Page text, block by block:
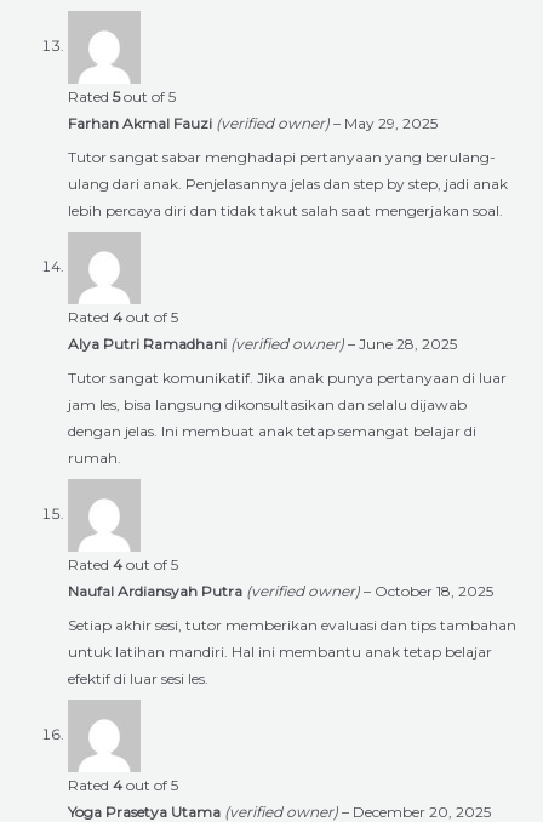
Rated 5out of 5
Farhan Akmal Fauzi (verified owner) – May 29, 2025
Tutor sangat sabar menghadapi pertanyaan yang berulang-
ulang dari anak. Penjelasannya jelas dan step by step, jadi anak
lebih percaya diri dan tidak takut salah saat mengerjakan soal.
Rated 4 out of 5
Alya Putri Ramadhani (verified owner) – June 28, 2025
Tutor sangat komunikatif. Jika anak punya pertanyaan di luar
jam les, bisa langsung dikonsultasikan dan selalu dijawab
dengan jelas. Ini membuat anak tetap semangat belajar di
rumah.
Rated 4 out of 5
Naufal Ardiansyah Putra (verified owner) – October 18, 2025
Setiap akhir sesi, tutor memberikan evaluasi dan tips tambahan
untuk latihan mandiri. Hal ini membantu anak tetap belajar
efektif di luar sesi les.
Rated 4 out of 5
Yoga Prasetya Utama (verified owner) – December 20, 2025